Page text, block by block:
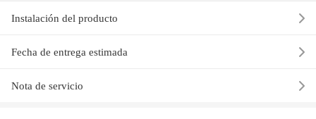
Instalación del producto
Fecha de entrega estimada
Nota de servicio